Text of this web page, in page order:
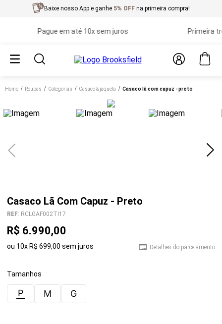
Baixe nosso App e ganhe 5% OFF na primeira compra!
Pague em até 10x sem juros Primeira
Home roupas categorias casaco & jaqueta casaco lã com capuz - preto
Casaco Lã Com Capuz - Preto
REF: RCLGAF002TI17
R$ 6.990,00
ou 10x R$ 699,00 sem juros Detalhes do parcelamento
Tamanhos
P M G